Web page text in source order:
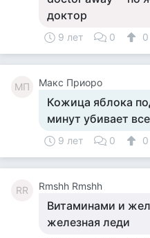
доктор
9 лет 0 0
МП Макс Приоро
Кожица яблока
минут убивает
9 лет 0 0
RR Rmshh Rmshh
Витаминами и
железная леди